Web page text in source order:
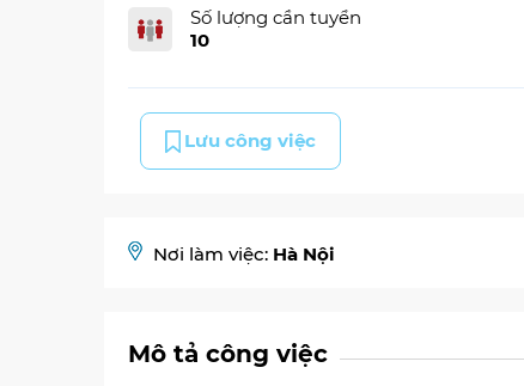
Số lượng cần tuyển
10
Lưu công việc
Nơi làm việc: Hà Nội
Mô tả công việc